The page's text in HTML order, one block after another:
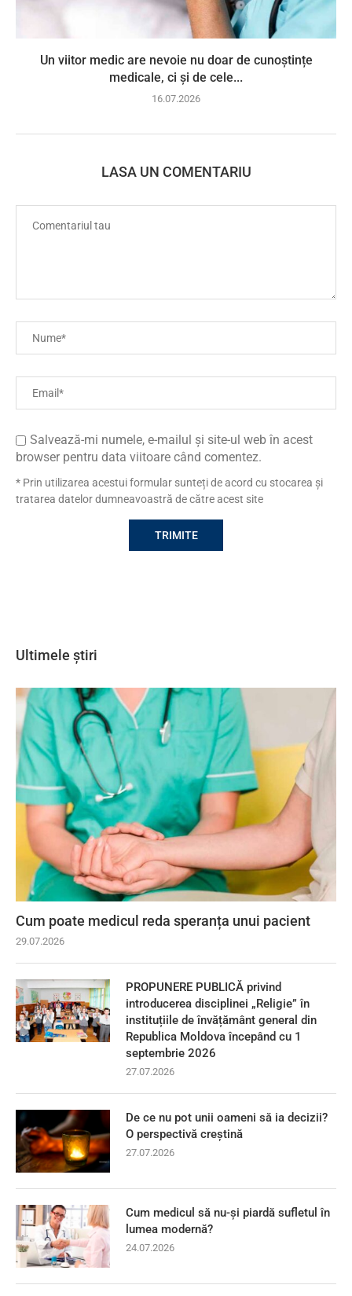
Un viitor medic are nevoie nu doar de cunoștințe
medicale, ci și de cele...
16.07.2026
LASA UN COMENTARIU
Salvează-mi numele, e-mailul și site-ul web în acest
browser pentru data viitoare când comentez.
* Prin utilizarea acestui formular sunteți de acord cu stocarea și
tratarea datelor dumneavoastră de către acest site
Ultimele știri
Cum poate medicul reda speranța unui pacient
29.07.2026
PROPUNERE PUBLICĂ privind
introducerea disciplinei „Religie” în
instituțiile de învățământ general din
Republica Moldova începând cu 1
septembrie 2026
27.07.2026
De ce nu pot unii oameni să ia decizii?
O perspectivă creștină
27.07.2026
Cum medicul să nu-și piardă sufletul în
lumea modernă?
24.07.2026